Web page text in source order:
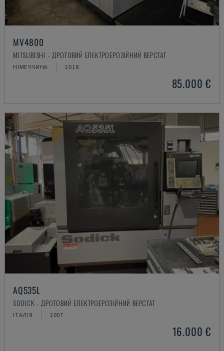
MV4800
MITSUBISHI - ДРОТОВИЙ ЕЛЕКТРОЕРОЗІЙНИЙ ВЕРСТАТ
НІМЕЧЧИНА 2018
85.000 €
AQ535L
SODICK - ДРОТОВИЙ ЕЛЕКТРОЕРОЗІЙНИЙ ВЕРСТАТ
ІТАЛІЯ 2007
16.000 €